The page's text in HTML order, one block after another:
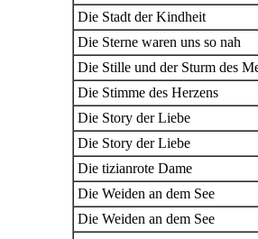
Die Stadt der Kindheit
Die Sterne waren uns so nah
Die Stille und der Sturm des
Die Stimme des Herzens
Die Story der Liebe
Die Story der Liebe
Die tizianrote Dame
Die Weiden an dem See
Die Weiden an dem See